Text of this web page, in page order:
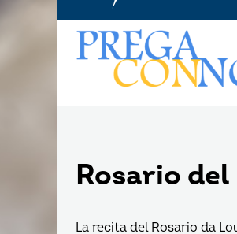
Rosario del
La recita del Rosario da